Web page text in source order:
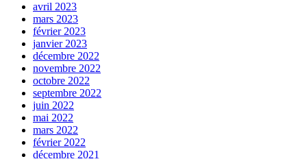
avril 2023
mars 2023
février 2023
janvier 2023
décembre 2022
novembre 2022
octobre 2022
septembre 2022
juin 2022
mai 2022
mars 2022
février 2022
décembre 2021